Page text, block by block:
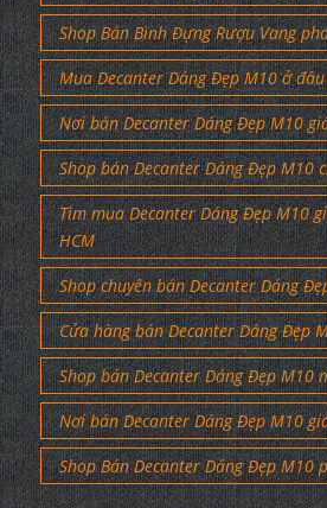
Shop Bán Bình Đựng Rượu Vang
Mua Decanter Dáng Đẹp M10 ở
Nơi bán Decanter Dáng Đẹp M10
Shop bán Decanter Dáng Đẹp M10
Tìm mua Decanter Dáng Đẹp M10
HCM
Shop chuyên bán Decanter Dáng
Cửa hàng bán Decanter Dáng Đẹp
Shop bán Decanter Dáng Đẹp M10
Nơi bán Decanter Dáng Đẹp M10
Shop Bán Decanter Dáng Đẹp M10